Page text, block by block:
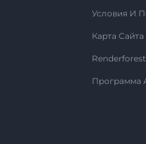
Условия И
Карта Сайта
Renderforest
Программа